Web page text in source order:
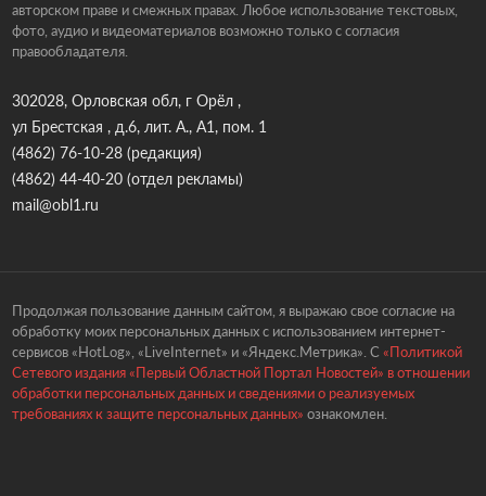
авторском праве и смежных правах. Любое использование текстовых,
фото, аудио и видеоматериалов возможно только с согласия
правообладателя.
302028, Орловская обл, г Орёл ,
ул Брестская , д.6, лит. А., А1, пом. 1
(4862) 76-10-28(редакция)
(4862) 44-40-20(отдел рекламы)
mail@obl1.ru
Продолжая пользование данным сайтом, я выражаю свое согласие на
обработку моих персональных данных с использованием интернет-
сервисов «HotLog», «LiveInternet» и «Яндекс.Метрика». С «Политикой
Сетевого издания «Первый Областной Портал Новостей» в отношении
обработки персональных данных и сведениями о реализуемых
требованиях к защите персональных данных» ознакомлен.